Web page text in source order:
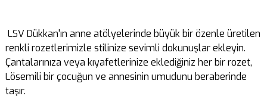
LSV Dükkan'ın anne atölyelerinde büyük bir özenle üretilen
renkli rozetlerimizle stilinize sevimli dokunuşlar ekleyin.
Çantalarınıza veya kıyafetlerinize eklediğiniz her bir rozet,
Lösemili bir çocuğun ve annesinin umudunu beraberinde
taşır.